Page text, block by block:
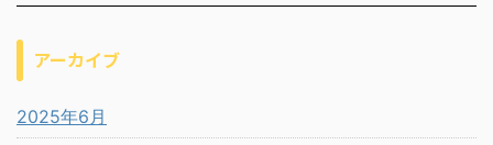
アーカイブ
2025年6月